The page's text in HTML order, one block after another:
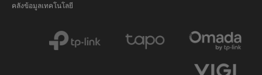
คลังข้อมูลเทคโนโลยี